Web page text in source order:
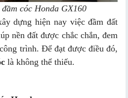
cóc Honda GX160
dựng hiện nay việc đầm đất
nền đất được chắc chắn, đem
trình. Để đạt được điều đó,
là không thể thiếu.